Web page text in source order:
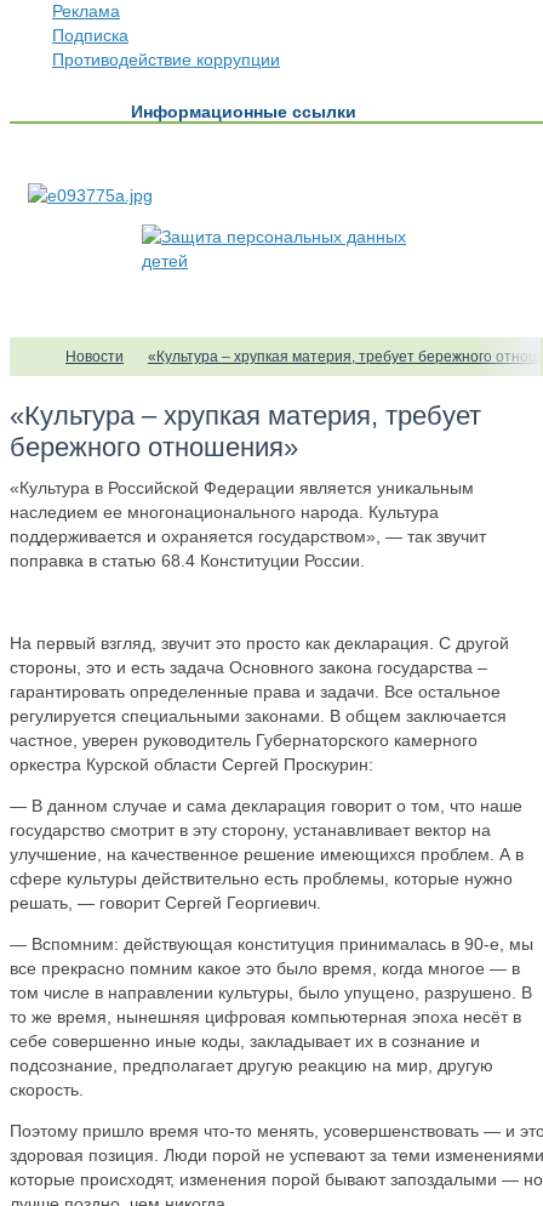
Реклама
Подписка
Противодействие коррупции
Информационные ссылки
Новости «Культура – хрупкая материя, требует бережного
«Культура – хрупкая материя, требует
бережного отношения»
«Культура в Российской Федерации является уникальным
наследием ее многонационального народа. Культура
поддерживается и охраняется государством», — так звучит
поправка в статью 68.4 Конституции России.
На первый взгляд, звучит это просто как декларация. С другой
стороны, это и есть задача Основного закона государства –
гарантировать определенные права и задачи. Все остальное
регулируется специальными законами. В общем заключается
частное, уверен руководитель Губернаторского камерного
оркестра Курской области Сергей Проскурин:
— В данном случае и сама декларация говорит о том, что наше
государство смотрит в эту сторону, устанавливает вектор на
улучшение, на качественное решение имеющихся проблем. А в
сфере культуры действительно есть проблемы, которые нужно
решать, — говорит Сергей Георгиевич.
— Вспомним: действующая конституция принималась в 90-е, мы
все прекрасно помним какое это было время, когда многое — в
том числе в направлении культуры, было упущено, разрушено. В
то же время, нынешняя цифровая компьютерная эпоха несёт в
себе совершенно иные коды, закладывает их в сознание и
подсознание, предполагает другую реакцию на мир, другую
скорость.
Поэтому пришло время что-то менять, усовершенствовать — и
здоровая позиция. Люди порой не успевают за теми
которые происходят, изменения порой бывают запоздалыми — но